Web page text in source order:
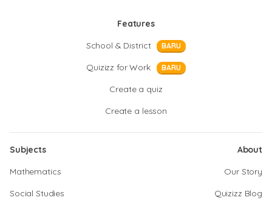
Features
School & District
BARU
Quizizz for Work BARU
Create a quiz
Create a lesson
Subjects
Mathematics
Social Studies
About
Our Story
Quizizz Blog